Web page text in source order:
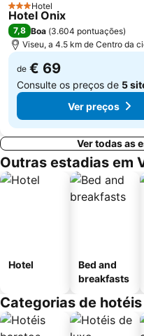
3 Estrelas
Hotel
Hotel Onix
7,8 Boa (3.604 pontuações)
Viseu, a 4.5 km de Centro da
de € 69
Consulte os preços de 5
Ver preços
Ver todas as
Outras estadias em
Hotel
Bed and
breakfasts
Categorias de